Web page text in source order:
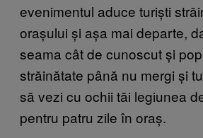
evenimentul aduce turiști
orașului și așa mai departe,
seama cât de cunoscut și
străinătate până nu mergi și
să vezi cu ochii tăi legiunea
pentru patru zile în oraș.